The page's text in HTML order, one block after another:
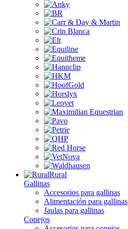
Rural
Gallinas
Accesorios para gallinas
Alimentación para gallinas
Jaulas para gallinas
Conejos